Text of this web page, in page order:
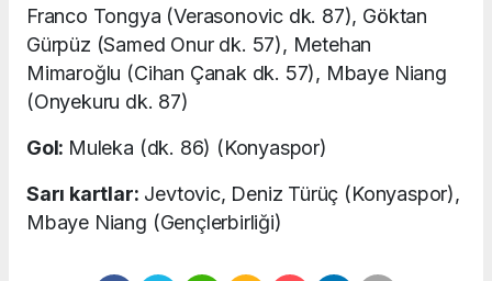
Franco Tongya (Verasonovic dk. 87), Göktan
Gürpüz (Samed Onur dk. 57), Metehan
Mimaroğlu (Cihan Çanak dk. 57), Mbaye Niang
(Onyekuru dk. 87)
Gol: Muleka (dk. 86) (Konyaspor)
Sarı kartlar: Jevtovic, Deniz Türüç (Konyaspor),
Mbaye Niang (Gençlerbirliği)